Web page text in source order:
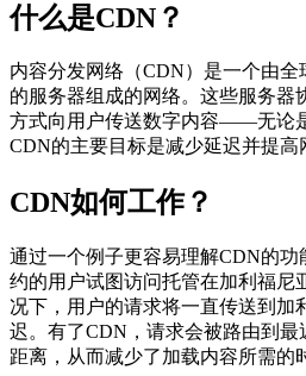
什么是CDN？
内容分发网络（CDN）是一个由
的服务器组成的网络。这些服务器
方式向用户传送数字内容——无论
CDN的主要目标是减少延迟并提高
CDN如何工作？
通过一个例子更容易理解CDN的功
约的用户试图访问托管在加利福尼
况下，用户的请求将一直传送到加
迟。有了CDN，请求会被路由到最
距离，从而减少了加载内容所需的